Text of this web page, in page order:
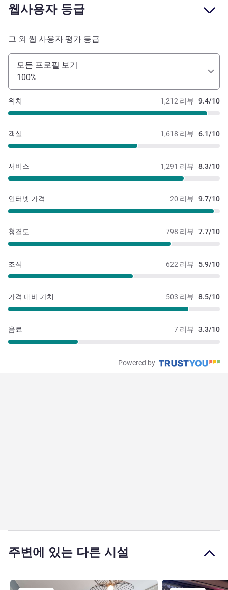
웹사용자 등급
그 외 웹 사용자 평가 등급
모든 프로필 보기
100%
1,212 리뷰 9.4/10
위치
1,618 리뷰 6.1/10
객실
1,291 리뷰 8.3/10
서비스
20 리뷰 9.7/10
인터넷 가격
798 리뷰 7.7/10
청결도
622 리뷰 5.9/10
조식
503 리뷰 8.5/10
가격 대비 가치
7 리뷰 3.3/10
음료
Powered by
주변에 있는 다른 시설